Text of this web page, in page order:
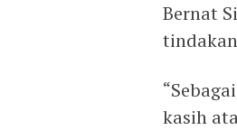
Bernat
kasih